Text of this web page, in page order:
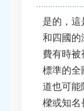
是的，
和四國的
費有時
標準的全
道也可能
樑或知名